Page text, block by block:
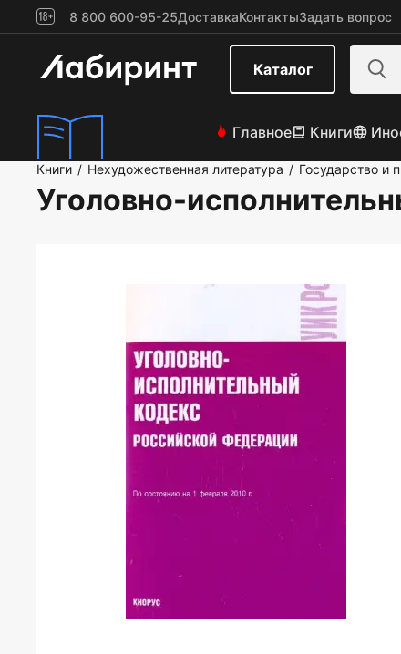
8 800 600-95-25ДоставкаКонтактыЗадать вопрос
Каталог
Главное Книги
Книги / Нехудожественная литература / Государство и
Уголовно-